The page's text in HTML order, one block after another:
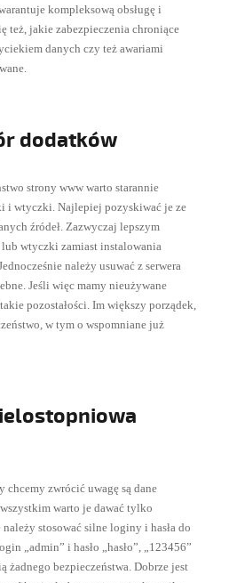
kompleksową obsługę i
też, jakie zabezpieczenia chroniące
danych czy też awariami
dodatków
strony www warto starannie
i wtyczki. Najlepiej pozyskiwać je ze
źródeł. Zazwyczaj lepszym
wtyczki zamiast instalowania
należy usuwać z serwera
Jeśli więc mamy nieużywane
pozostałości. Im większy porządek,
w tym o wspomniane już
chcemy zwrócić uwagę są dane
warto je dawać tylko
stosować silne loginy i hasła do
„admin” i hasło „hasło”, „123456”
żadnego bezpieczeństwa. Dobrze jest